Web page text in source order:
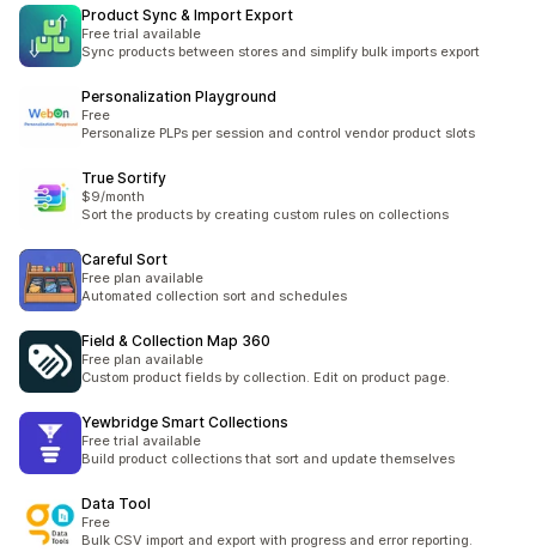
Product Sync & Import Export
Free trial available
Sync products between stores and simplify bulk imports export
Personalization Playground
Free
Personalize PLPs per session and control vendor product slots
True Sortify
$9/month
Sort the products by creating custom rules on collections
Careful Sort
Free plan available
Automated collection sort and schedules
Field & Collection Map 360
Free plan available
Custom product fields by collection. Edit on product page.
Yewbridge Smart Collections
Free trial available
Build product collections that sort and update themselves
Data Tool
Free
Bulk CSV import and export with progress and error reporting.